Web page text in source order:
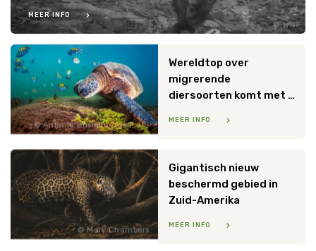
WWF
MEER INFO
Antonio Busiello / WWF-US
Wereldtop over
migrerende
diersoorten komt met goed nieuws voor jaguars, walvissen, zeeschildpadden en vogels
MEER INFO
Mary Chambers
Gigantisch nieuw
beschermd gebied in
Zuid-Amerika
MEER INFO